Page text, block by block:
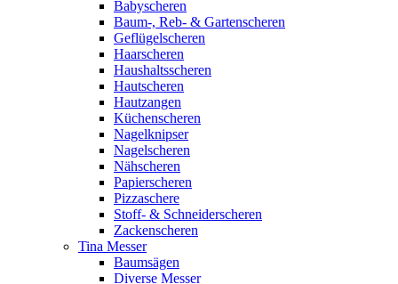
Babyscheren
Baum-, Reb- & Gartenscheren
Geflügelscheren
Haarscheren
Haushaltsscheren
Hautscheren
Hautzangen
Küchenscheren
Nagelknipser
Nagelscheren
Nähscheren
Papierscheren
Pizzaschere
Stoff- & Schneiderscheren
Zackenscheren
Tina Messer
Baumsägen
Diverse Messer